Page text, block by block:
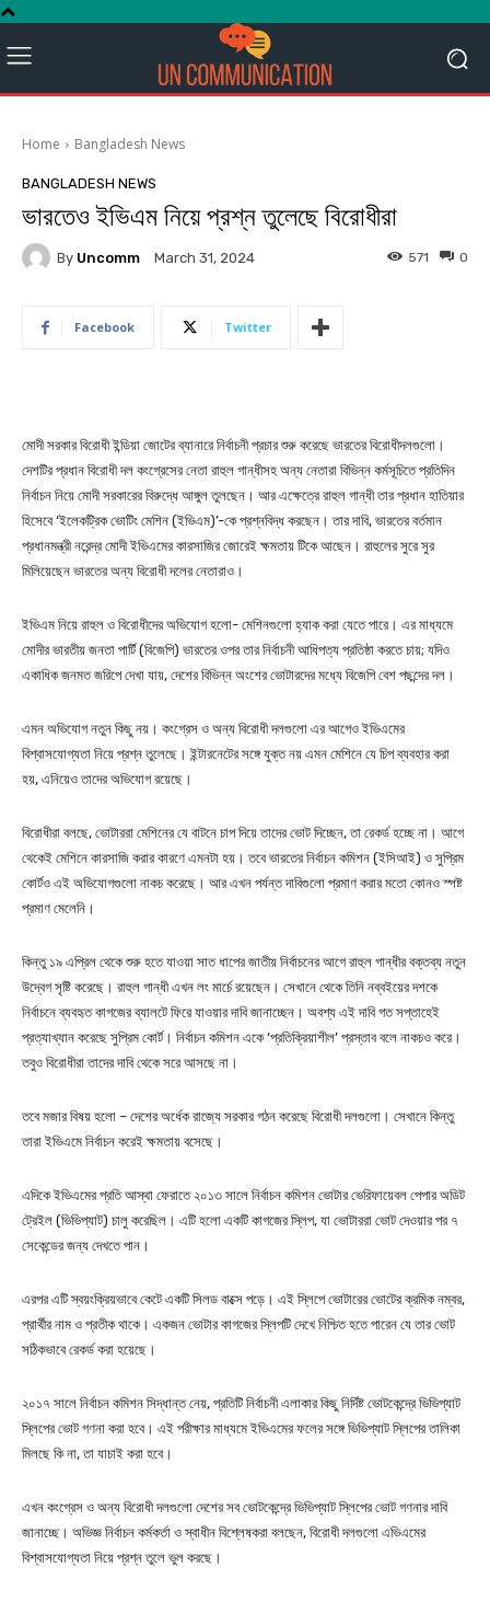
Home Bangladesh News
BANGLADESH NEWS
ভারতেও ইভিএম নিয়ে প্রশ্ন তুলেছে বিরোধীরা
By Uncomm March 31, 2024 0
571
Facebook Twitter
মোদী সরকার বিরোধী ইন্ডিয়া জোটের ব্যানারে নির্বাচনী প্রচার শুরু করেছে ভারতের বিরোধীদলগুলো।
দেশটির প্রধান বিরোধী দল কংগ্রেসের নেতা রাহুল গান্ধীসহ অন্য নেতারা বিভিন্ন কর্মসূচিতে প্রতিদিন
নির্বাচন নিয়ে মোদী সরকারের বিরুদ্ধে আঙ্গুল তুলছেন। আর এক্ষেত্রে রাহুল গান্ধী তার প্রধান হাতিয়ার
হিসেবে ‘ইলেকট্রিক ভোটিং মেশিন (ইভিএম)’-কে প্রশ্নবিদ্ধ করছেন। তার দাবি, ভারতের বর্তমান
প্রধানমন্ত্রী নরেন্দ্র মোদী ইভিএমের কারসাজির জোরেই ক্ষমতায় টিকে আছেন। রাহুলের সুরে সুর
মিলিয়েছেন ভারতের অন্য বিরোধী দলের নেতারাও।
ইভিএম নিয়ে রাহুল ও বিরোধীদের অভিযোগ হলো- মেশিনগুলো হ্যাক করা যেতে পারে। এর মাধ্যমে
মোদীর ভারতীয় জনতা পার্টি (বিজেপি) ভারতের ওপর তার নির্বাচনী আধিপত্য প্রতিষ্ঠা করতে চায়; যদিও
একাধিক জনমত জরিপে দেখা যায়, দেশের বিভিন্ন অংশের ভোটারদের মধ্যে বিজেপি বেশ পছন্দের দল।
এমন অভিযোগ নতুন কিছু নয়। কংগ্রেস ও অন্য বিরোধী দলগুলো এর আগেও ইভিএমের
বিশ্বাসযোগ্যতা নিয়ে প্রশ্ন তুলেছে। ইন্টারনেটের সঙ্গে যুক্ত নয় এমন মেশিনে যে চিপ ব্যবহার করা
হয়, এনিয়েও তাদের অভিযোগ রয়েছে।
বিরোধীরা বলছে, ভোটাররা মেশিনের যে বাটনে চাপ দিয়ে তাদের ভোট দিচ্ছেন, তা রেকর্ড হচ্ছে না। আগে
থেকেই মেশিনে কারসাজি করার কারণে এমনটা হয়। তবে ভারতের নির্বাচন কমিশন (ইসিআই) ও সুপ্রিম
কোর্টও এই অভিযোগগুলো নাকচ করেছে। আর এখন পর্যন্ত দাবিগুলো প্রমাণ করার মতো কোনও স্পষ্ট
প্রমাণ মেলেনি।
কিন্তু ১৯ এপ্রিল থেকে শুরু হতে যাওয়া সাত ধাপের জাতীয় নির্বাচনের আগে রাহুল গান্ধীর বক্তব্য নতুন
উদ্বেগ সৃষ্টি করেছে। রাহুল গান্ধী এখন লং মার্চে রয়েছেন। সেখানে থেকে তিনি নব্বইয়ের দশকে
নির্বাচনে ব্যবহৃত কাগজের ব্যালটে ফিরে যাওয়ার দাবি জানাচ্ছেন। অবশ্য এই দাবি গত সপ্তাহেই
প্রত্যাখ্যান করেছে সুপ্রিম কোর্ট। নির্বাচন কমিশন একে ‘প্রতিক্রিয়াশীল’ প্রস্তাব বলে নাকচও করে।
তবুও বিরোধীরা তাদের দাবি থেকে সরে আসছে না।
তবে মজার বিষয় হলো – দেশের অর্ধেক রাজ্যে সরকার গঠন করেছে বিরোধী দলগুলো। সেখানে কিন্তু
তারা ইভিএমে নির্বাচন করেই ক্ষমতায় বসেছে।
এদিকে ইভিএমের প্রতি আস্থা ফেরাতে ২০১৩ সালে নির্বাচন কমিশন ভোটার ভেরিফায়েবল পেপার অডিট
ট্রেইল (ভিভিপ্যাট) চালু করেছিল। এটি হলো একটি কাগজের স্লিপ, যা ভোটাররা ভোট দেওয়ার পর ৭
সেকেন্ডের জন্য দেখতে পান।
এরপর এটি স্বয়ংক্রিয়ভাবে কেটে একটি সিলড বাক্সে পড়ে। এই স্লিপে ভোটারের ভোটের ক্রমিক নম্বর,
প্রার্থীর নাম ও প্রতীক থাকে। একজন ভোটার কাগজের স্লিপটি দেখে নিশ্চিত হতে পারেন যে তার ভোট
সঠিকভাবে রেকর্ড করা হয়েছে।
২০১৭ সালে নির্বাচন কমিশন সিদ্ধান্ত নেয়, প্রতিটি নির্বাচনী এলাকার কিছু নির্দিষ্ট ভোটকেন্দ্রে ভিভিপ্যাট
স্লিপের ভোট গণনা করা হবে। এই পরীক্ষার মাধ্যমে ইভিএমের ফলের সঙ্গে ভিভিপ্যাট স্লিপের তালিকা
মিলছে কি না, তা যাচাই করা হবে।
এখন কংগ্রেস ও অন্য বিরোধী দলগুলো দেশের সব ভোটকেন্দ্রে ভিভিপ্যাট স্লিপের ভোট গণনার দাবি
জানাচ্ছে। অভিজ্ঞ নির্বাচন কর্মকর্তা ও স্বাধীন বিশ্লেষকরা বলছেন, বিরোধী দলগুলো এভিএমের
বিশ্বাসযোগ্যতা নিয়ে প্রশ্ন তুলে ভুল করছে।